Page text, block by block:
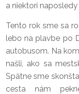
a niektorí
Tento rok sme sa
lebo na plavbe po
autobusom. Na
našli, ako sa
Spätne sme
cesta nám